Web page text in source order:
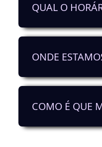
QUAL O
Horário de
ONDE
1750-156
COMO É QUE